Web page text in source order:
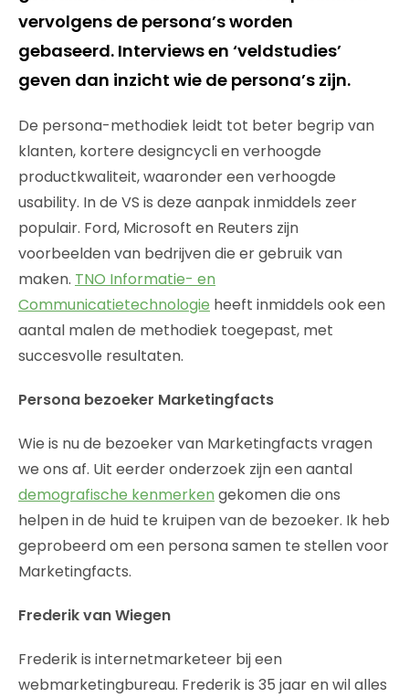
vervolgens de persona’s worden
gebaseerd. Interviews en ‘veldstudies’
geven dan inzicht wie de persona’s zijn.
De persona-methodiek leidt tot beter begrip van
klanten, kortere designcycli en verhoogde
productkwaliteit, waaronder een verhoogde
usability. In de VS is deze aanpak inmiddels zeer
populair. Ford, Microsoft en Reuters zijn
voorbeelden van bedrijven die er gebruik van
maken. TNO Informatie- en
Communicatietechnologie heeft inmiddels ook een
aantal malen de methodiek toegepast, met
succesvolle resultaten.
Persona bezoeker Marketingfacts
Wie is nu de bezoeker van Marketingfacts vragen
we ons af. Uit eerder onderzoek zijn een aantal
demografische kenmerken gekomen die ons
helpen in de huid te kruipen van de bezoeker. Ik heb
geprobeerd om een persona samen te stellen voor
Marketingfacts.
Frederik van Wiegen
Frederik is internetmarketeer bij een
webmarketingbureau. Frederik is 35 jaar en wil alles